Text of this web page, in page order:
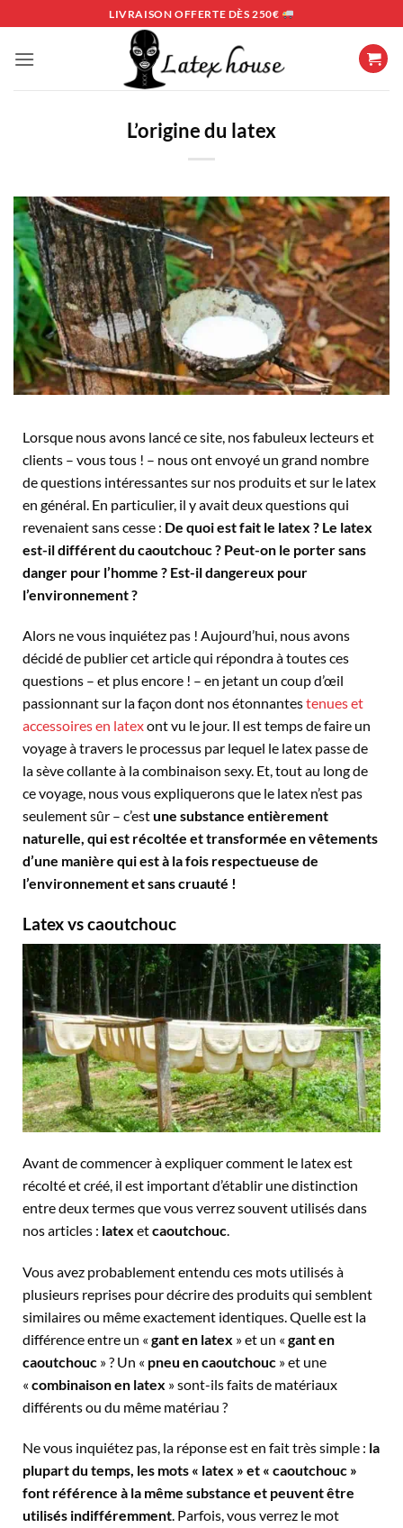
LIVRAISON OFFERTE DÈS 250€
L’origine du latex
Lorsque nous avons lancé ce site, nos fabuleux lecteurs et
clients – vous tous ! – nous ont envoyé un grand nombre
de questions intéressantes sur nos produits et sur le latex
en général. En particulier, il y avait deux questions qui
revenaient sans cesse : De quoi est fait le latex ? Le latex
est-il différent du caoutchouc ? Peut-on le porter sans
danger pour l’homme ? Est-il dangereux pour
l’environnement ?
Alors ne vous inquiétez pas ! Aujourd’hui, nous avons
décidé de publier cet article qui répondra à toutes ces
questions – et plus encore ! – en jetant un coup d’œil
passionnant sur la façon dont nos étonnantestenues et
accessoires en latexont vu le jour. Il est temps de faire un
voyage à travers le processus par lequel le latex passe de
la sève collante à la combinaison sexy. Et, tout au long de
ce voyage, nous vous expliquerons que le latex n’est pas
seulement sûr – c’estune substance entièrement
naturelle, qui est récoltée et transformée en vêtements
d’une manière qui est à la fois respectueuse de
l’environnement et sans cruauté !
Latex vs caoutchouc
Avant de commencer à expliquer comment le latex est
récolté et créé, il est important d’établir une distinction
entre deux termes que vous verrez souvent utilisés dans
nos articles : latex etcaoutchouc
Vous avez probablement entendu ces mots utilisés à
plusieurs reprises pour décrire des produits qui semblent
similaires ou même exactement identiques. Quelle est la
différence entre un « gant en latex » et un « gant en
caoutchouc » ? Un « pneu en caoutchouc » et une
« combinaison en latex » sont-ils faits de matériaux
différents ou du même matériau ?
Ne vous inquiétez pas, la réponse est en fait très simple : la
plupart du temps, les mots « latex » et « caoutchouc »
font référence à la même substance et peuvent être
utilisés indifféremment. Parfois, vous verrez le mot